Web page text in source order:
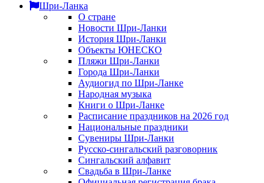
Шри-Ланка
О стране
Новости Шри-Ланки
История Шри-Ланки
Объекты ЮНЕСКО
Пляжи Шри-Ланки
Города Шри-Ланки
Аудиогид по Шри-Ланке
Народная музыка
Книги о Шри-Ланке
Расписание праздников на 2026 год
Национальные праздники
Сувениры Шри-Ланки
Русско-сингальский разговорник
Сингальский алфавит
Свадьба в Шри-Ланке